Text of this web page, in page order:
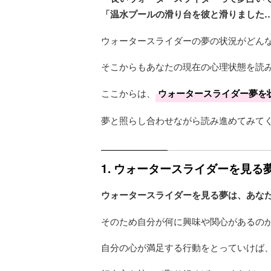
「温水プールの滑り台を彼と滑りました
ウォータースライダーの夢の状況がどん
そこからもあなたの現在の心理状態を読
ここからは、 ウォータースライダー夢を
夢と照らし合わせながら読み進めてみて
1. ウォータースライダーを見る
ウォータースライダーを見る夢は、あな
そのため自分が何に興味や関心があるの
自分の心が満足する行動をとっていけ